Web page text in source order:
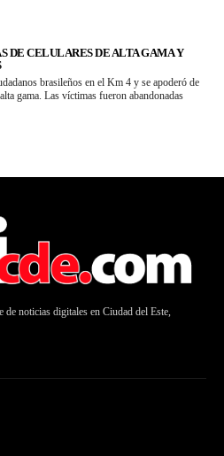
DE CELULARES DE ALTA GAMA Y
brasileños en el Km 4 y se apoderó de
gama. Las víctimas fueron abandonadas
noticias digitales en Ciudad del Este,